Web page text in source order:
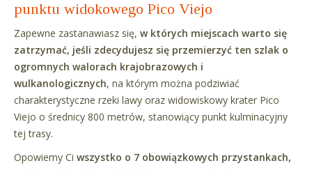
punktu widokowego Pico Viejo
Zapewne zastanawiasz się, w których miejscach warto się
zatrzymać, jeśli zdecydujesz się przemierzyć ten szlak o
ogromnych walorach krajobrazowych i
wulkanologicznych, na którym można podziwiać
charakterystyczne rzeki lawy oraz widowiskowy krater Pico
Viejo o średnicy 800 metrów, stanowiący punkt kulminacyjny
tej trasy.
Opowiemy Ci wszystko o 7 obowiązkowych przystankach,